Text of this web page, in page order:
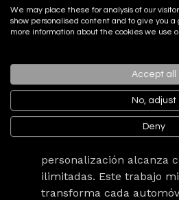
exclusividad y
intervención directa de
,
cada detalle al gusto del
costuras en contraste
hasta inserciones en
personalización alcanza
ilimitadas. Este trabajo
transforma cada
We may place these for analysis of our
show personalised content and to give you
more information about the cookies we use
Accept all
No, adjust
Deny